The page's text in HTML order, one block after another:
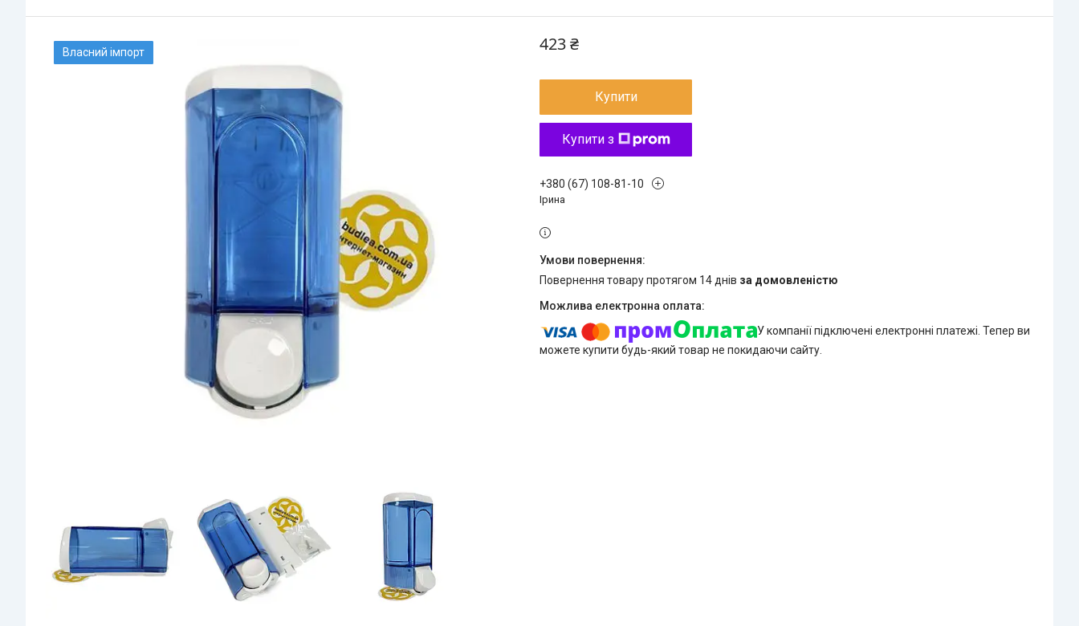
Власний імпорт 423 ₴
Купити
Купити з
+380 (67) 108-81-10
Ірина
повернення товару протягом 14 днів за домовленістю
У компанії підключені електронні платежі. Тепер ви
можете купити будь-який товар не покидаючи сайту.